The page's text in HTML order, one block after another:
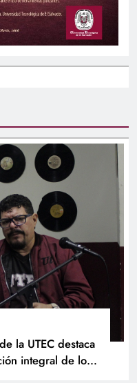
la UTEC destaca
integral de los